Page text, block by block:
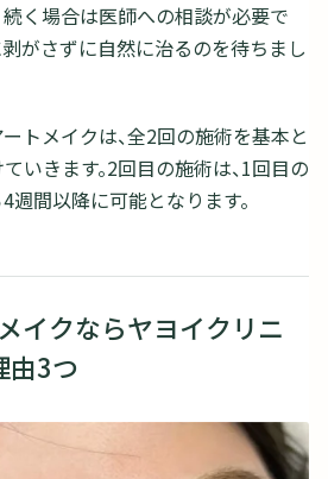
続く場合は医師への相談が必要で
剥がさずに自然に治るのを待ちまし
トメイクは、全2回の施術を基本と
いきます。2回目の施術は、1回目の
間以降に可能となります。
イクならヤヨイクリニ
由3つ